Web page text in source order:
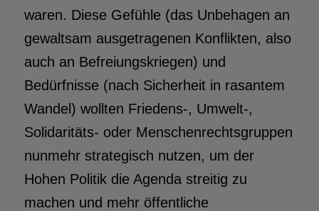
waren. Diese Gefühle (das Unbehagen an
gewaltsam ausgetragenen Konflikten, also
auch an Befreiungskriegen) und
Bedürfnisse (nach Sicherheit in rasantem
Wandel) wollten Friedens-, Umwelt-,
Solidaritäts- oder Menschenrechtsgruppen
nunmehr strategisch nutzen, um der
Hohen Politik die Agenda streitig zu
machen und mehr öffentliche